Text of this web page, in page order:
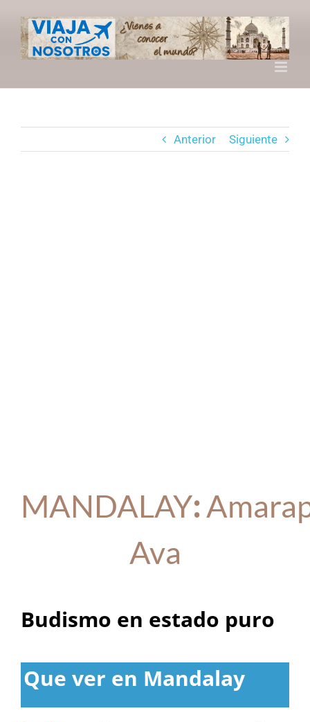
contenido
Anterior Siguiente
MANDALAY:
Ava
Budismo en estado puro
Que ver en Mandalay